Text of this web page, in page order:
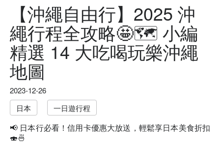
【沖繩自由行】2025 沖
繩行程全攻略🤩🗺️ 小編
精選 14 大吃喝玩樂沖繩
地圖
2023-12-26
日本
一日遊行程
📢 日本行必看！信用卡優惠大放送，輕鬆享日本美食折扣
🍣🍜